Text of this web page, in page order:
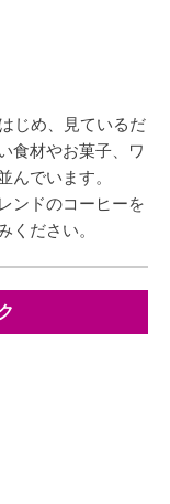
じめ、見ているだ
食材やお菓子、ワ
んでいます。
ンドのコーヒーを
ください。